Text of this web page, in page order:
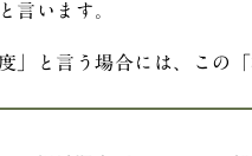
と言います。
」と言う場合には、この